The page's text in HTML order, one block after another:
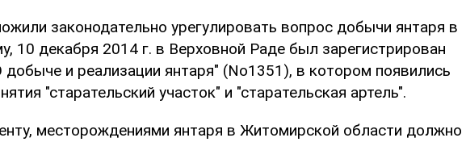
законодательно урегулировать вопрос добычи янтаря в
10 декабря 2014 г. в Верховной Раде был зарегистрирован
добыче и реализации янтаря" (No1351), в котором появились
"старательский участок" и "старательская артель".
месторождениями янтаря в Житомирской области должно